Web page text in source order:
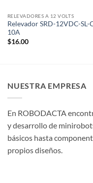
RELEVADORES A 12 VOLTS
Relevador SRD-12VDC-SL-
10A
$16.00
NUESTRA EMPRESA
En ROBODACTA
y desarrollo de
básicos hasta
propios diseños.